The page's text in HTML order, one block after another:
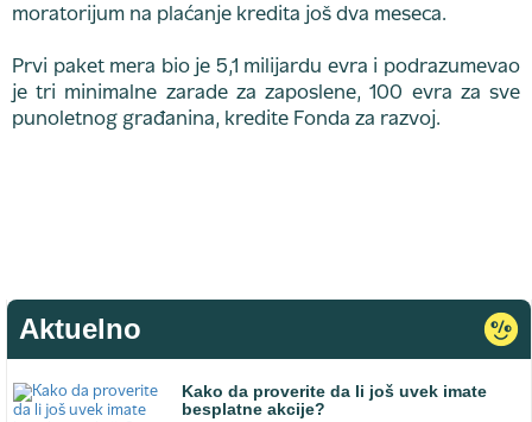
moratorijum na plaćanje kredita još dva meseca.
Prvi paket mera bio je 5,1 milijardu evra i podrazumevao
je tri minimalne zarade za zaposlene, 100 evra za sve
punoletnog građanina, kredite Fonda za razvoj.
Aktuelno
Kako da proverite da li još uvek imate
besplatne akcije?